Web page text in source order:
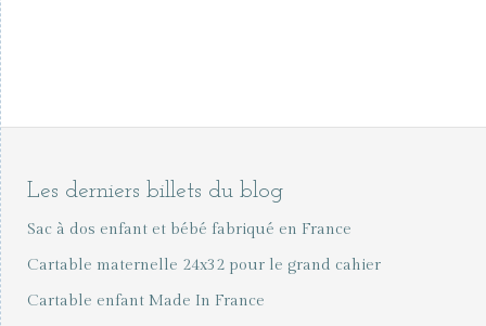
Les derniers billets du blog
Sac à dos enfant et bébé fabriqué en France
Cartable maternelle 24x32 pour le grand cahier
Cartable enfant Made In France